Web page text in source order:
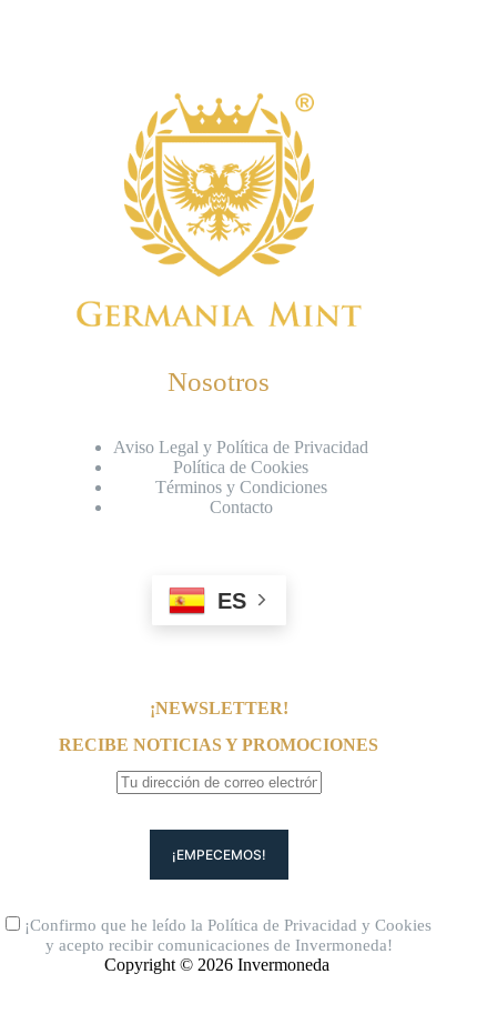
Nosotros
Aviso Legal y Política de Privacidad
Política de Cookies
Términos y Condiciones
Contacto
ES
¡NEWSLETTER!
RECIBE NOTICIAS Y PROMOCIONES
¡Confirmo que he leído laPolítica de Privacidad yCookies
y acepto recibir comunicaciones de Invermoneda!
Copyright © 2026 Invermoneda